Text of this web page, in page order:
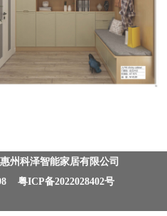
州科泽智能家居有限公司
粤ICP备2022028402号